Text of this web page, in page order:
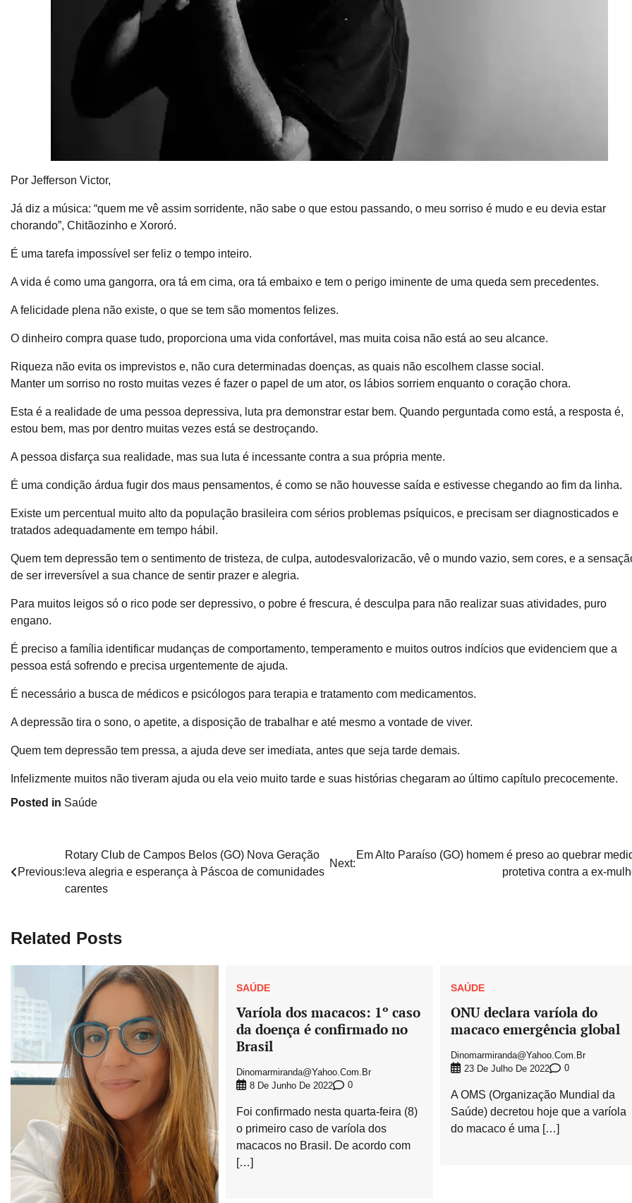
Por Jefferson Victor,
Já diz a música: “quem me vê assim sorridente, não sabe o que estou passando, o meu sorriso é mudo e eu devia estar
chorando”, Chitãozinho e Xororó.
É uma tarefa impossível ser feliz o tempo inteiro.
A vida é como uma gangorra, ora tá em cima, ora tá embaixo e tem o perigo iminente de uma queda sem precedentes.
A felicidade plena não existe, o que se tem são momentos felizes.
O dinheiro compra quase tudo, proporciona uma vida confortável, mas muita coisa não está ao seu alcance.
Riqueza não evita os imprevistos e, não cura determinadas doenças, as quais não escolhem classe social.
Manter um sorriso no rosto muitas vezes é fazer o papel de um ator, os lábios sorriem enquanto o coração chora.
Esta é a realidade de uma pessoa depressiva, luta pra demonstrar estar bem. Quando perguntada como está, a resposta é,
estou bem, mas por dentro muitas vezes está se destroçando.
A pessoa disfarça sua realidade, mas sua luta é incessante contra a sua própria mente.
É uma condição árdua fugir dos maus pensamentos, é como se não houvesse saída e estivesse chegando ao fim da linha.
Existe um percentual muito alto da população brasileira com sérios problemas psíquicos, e precisam ser diagnosticados e
tratados adequadamente em tempo hábil.
Quem tem depressão tem o sentimento de tristeza, de culpa, autodesvalorizacão, vê o mundo vazio, sem cores, e a
de ser irreversível a sua chance de sentir prazer e alegria.
Para muitos leigos só o rico pode ser depressivo, o pobre é frescura, é desculpa para não realizar suas atividades, puro
engano.
É preciso a família identificar mudanças de comportamento, temperamento e muitos outros indícios que evidenciem que a
pessoa está sofrendo e precisa urgentemente de ajuda.
É necessário a busca de médicos e psicólogos para terapia e tratamento com medicamentos.
A depressão tira o sono, o apetite, a disposição de trabalhar e até mesmo a vontade de viver.
Quem tem depressão tem pressa, a ajuda deve ser imediata, antes que seja tarde demais.
Infelizmente muitos não tiveram ajuda ou ela veio muito tarde e suas histórias chegaram ao último capítulo precocemente.
Posted in Saúde
Navegação
Previous:
Rotary Club de Campos Belos (GO) Nova Geração
leva alegria e esperança à Páscoa de comunidades
carentes
Next:
Em Alto Paraíso (GO) homem é preso ao quebrar
protetiva contra a ex-
Related Posts
SAÚDE
Varíola dos macacos: 1º caso
da doença é confirmado no
Brasil
Dinomarmiranda@yahoo.com.br
8 De Junho De 2022
0
Foi confirmado nesta quarta-feira (8)
o primeiro caso de varíola dos
macacos no Brasil. De acordo com
[…]
SAÚDE
ONU declara varíola do
macaco emergência global
Dinomarmiranda@yahoo.com.br
23 De Julho De 2022
0
A OMS (Organização Mundial da
Saúde) decretou hoje que a varíola
do macaco é uma […]